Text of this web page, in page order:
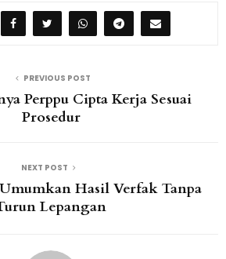
PREVIOUS POST
Perppu Cipta Kerja Sesuai
Prosedur
NEXT POST
Hasil Verfak Tanpa
Lepangan